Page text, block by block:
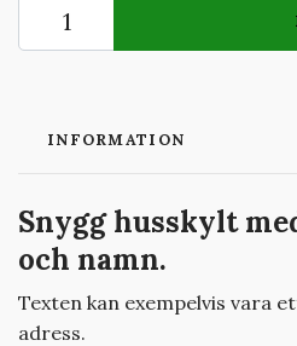
INFORMATION
Snygg husskylt
och namn.
Texten kan exempelvis vara
adress.